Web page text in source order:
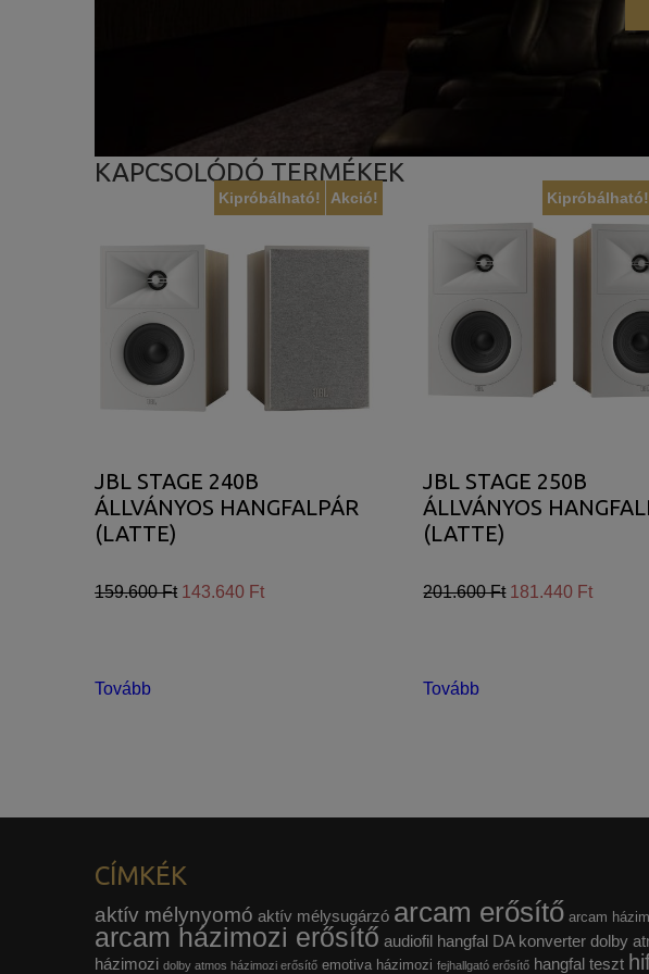
KAPCSOLÓDÓ TERMÉKEK
Akció!
Kipróbálható!
JBL STAGE 240B
ÁLLVÁNYOS HANGFALPÁR
(LATTE)
159.600 Ft 143.640 Ft
Tovább
Kipróbálható!
JBL STAGE 250B
ÁLLVÁNYOS
(LATTE)
201.600 Ft 181.440 Ft
Tovább
CÍMKÉK
aktív mélynyomó aktív mélysugárzó arcam erősítő arcam
arcam házimozi erősítő audiofil hangfal DA konverter dolby
házimozi dolby atmos házimozi erősítő emotiva házimozi fejhallgató erősítő hangfal teszt